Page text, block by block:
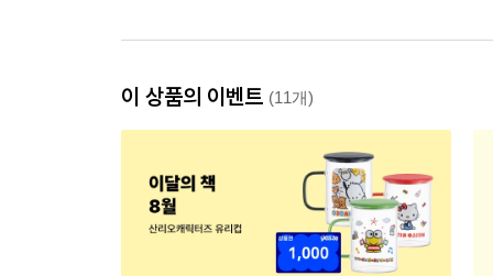
이 상품의 이벤트 (11개)